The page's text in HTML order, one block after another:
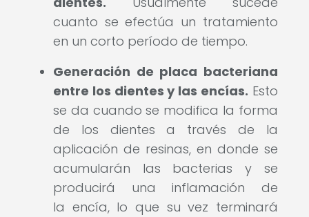
cuanto se efectúa un tratamiento
en un corto período de tiempo.
Generación de placa bacteriana
entre los dientes y las encías. Esto
se da cuando se modifica la forma
de los dientes a través de la
aplicación de resinas, en donde se
acumularán las bacterias y se
producirá una inflamación de
la encía, lo que su vez terminará